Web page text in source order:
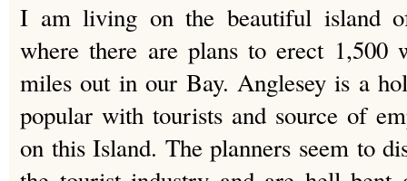
I am living on the beautiful island
where there are plans to erect 1,500
miles out in our Bay. Anglesey is a
popular with tourists and source of
on this Island. The planners seem to